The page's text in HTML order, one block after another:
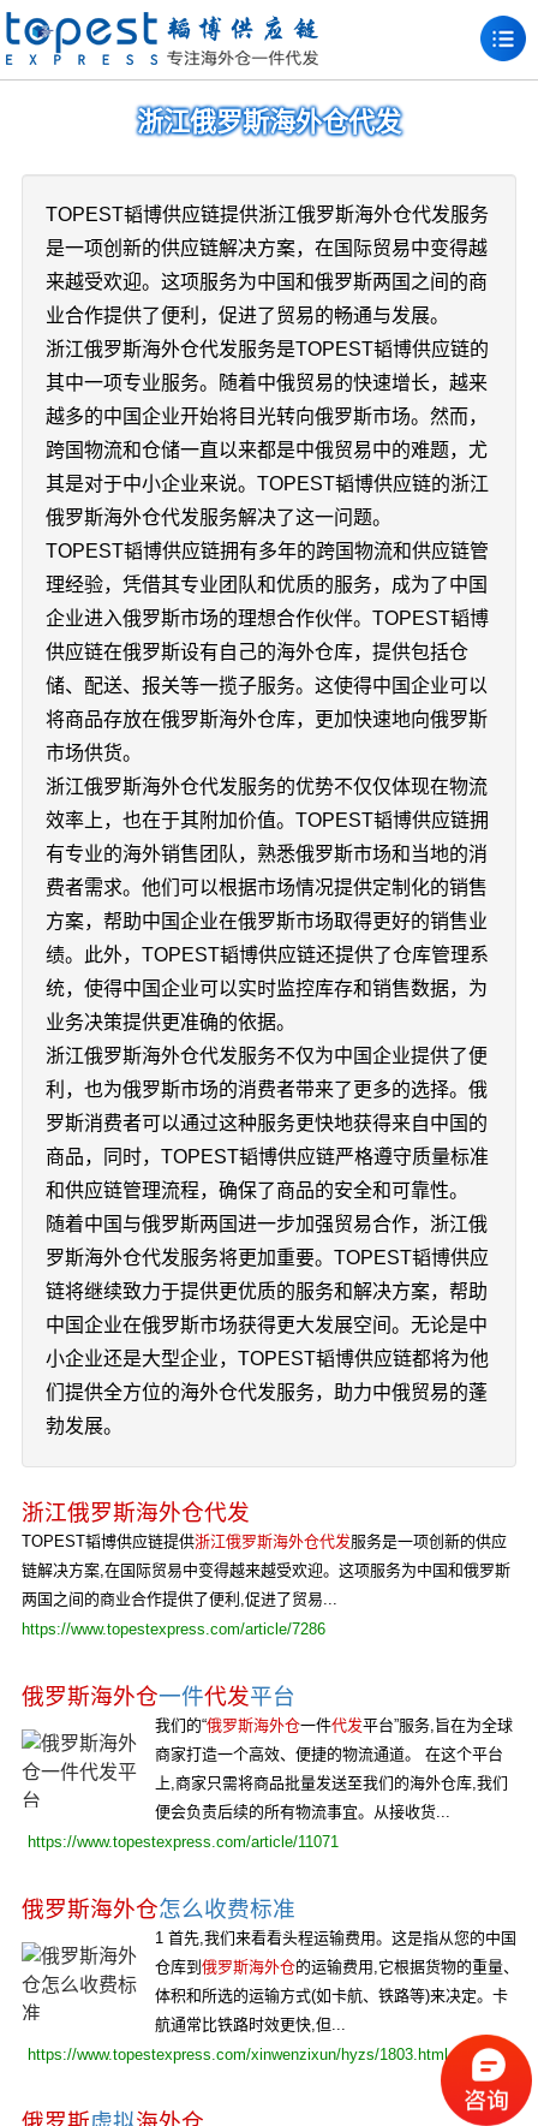
浙江俄罗斯海外仓代发
TOPEST韬博供应链提供浙江俄罗斯海外仓代发服务
是一项创新的供应链解决方案，在国际贸易中变得越
来越受欢迎。这项服务为中国和俄罗斯两国之间的商
业合作提供了便利，促进了贸易的畅通与发展。
浙江俄罗斯海外仓代发服务是TOPEST韬博供应链的
其中一项专业服务。随着中俄贸易的快速增长，越来
越多的中国企业开始将目光转向俄罗斯市场。然而，
跨国物流和仓储一直以来都是中俄贸易中的难题，尤
其是对于中小企业来说。TOPEST韬博供应链的浙江
俄罗斯海外仓代发服务解决了这一问题。
TOPEST韬博供应链拥有多年的跨国物流和供应链管
理经验，凭借其专业团队和优质的服务，成为了中国
企业进入俄罗斯市场的理想合作伙伴。TOPEST韬博
供应链在俄罗斯设有自己的海外仓库，提供包括仓
储、配送、报关等一揽子服务。这使得中国企业可以
将商品存放在俄罗斯海外仓库，更加快速地向俄罗斯
市场供货。
浙江俄罗斯海外仓代发服务的优势不仅仅体现在物流
效率上，也在于其附加价值。TOPEST韬博供应链拥
有专业的海外销售团队，熟悉俄罗斯市场和当地的消
费者需求。他们可以根据市场情况提供定制化的销售
方案，帮助中国企业在俄罗斯市场取得更好的销售业
绩。此外，TOPEST韬博供应链还提供了仓库管理系
统，使得中国企业可以实时监控库存和销售数据，为
业务决策提供更准确的依据。
浙江俄罗斯海外仓代发服务不仅为中国企业提供了便
利，也为俄罗斯市场的消费者带来了更多的选择。俄
罗斯消费者可以通过这种服务更快地获得来自中国的
商品，同时，TOPEST韬博供应链严格遵守质量标准
和供应链管理流程，确保了商品的安全和可靠性。
随着中国与俄罗斯两国进一步加强贸易合作，浙江俄
罗斯海外仓代发服务将更加重要。TOPEST韬博供应
链将继续致力于提供更优质的服务和解决方案，帮助
中国企业在俄罗斯市场获得更大发展空间。无论是中
小企业还是大型企业，TOPEST韬博供应链都将为他
们提供全方位的海外仓代发服务，助力中俄贸易的蓬
勃发展。
浙江俄罗斯海外仓代发
TOPEST韬博供应链提供浙江俄罗斯海外仓代发服务是一项创新的供应
链解决方案,在国际贸易中变得越来越受欢迎。这项服务为中国和俄罗斯
两国之间的商业合作提供了便利,促进了贸易...
https://www.topestexpress.com/article/7286
俄罗斯海外仓一件代发平台
我们的“俄罗斯海外仓一件代发平台”服务,旨在为全球
商家打造一个高效、便捷的物流通道。 在这个平台
上,商家只需将商品批量发送至我们的海外仓库,我们
便会负责后续的所有物流事宜。从接收货...
https://www.topestexpress.com/article/11071
俄罗斯海外仓怎么收费标准
1 首先,我们来看看头程运输费用。这是指从您的中国
仓库到 俄罗斯海外仓的运输费用,它根据货物的重量、
体积和所选的运输方式(如卡航、铁路等)来决定。卡
航通常比铁路时效更快,但...
https://www.topestexpress.com/xinwenzixun/hyzs/1803.html